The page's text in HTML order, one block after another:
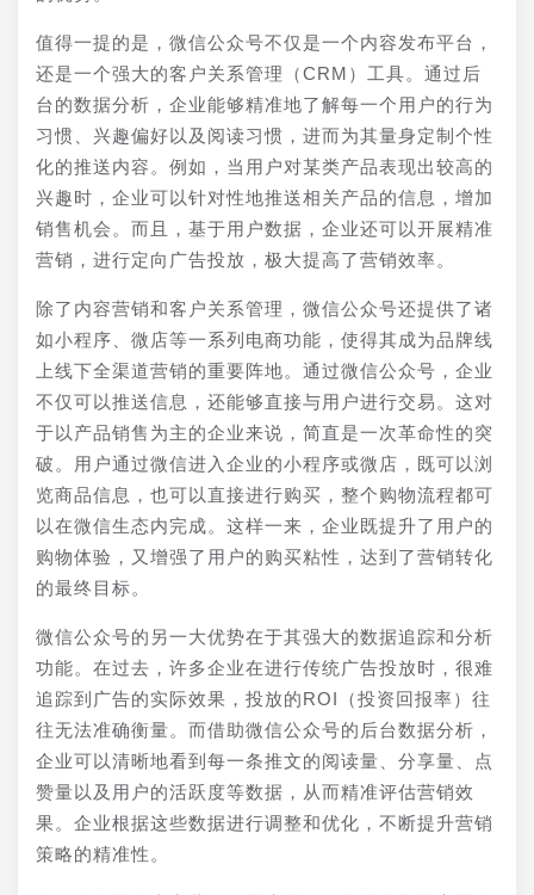
值得一提的是，微信公众号不仅是一个内容发布平台，
还是一个强大的客户关系管理（CRM）工具。通过后
台的数据分析，企业能够精准地了解每一个用户的行为
习惯、兴趣偏好以及阅读习惯，进而为其量身定制个性
化的推送内容。例如，当用户对某类产品表现出较高的
兴趣时，企业可以针对性地推送相关产品的信息，增加
销售机会。而且，基于用户数据，企业还可以开展精准
营销，进行定向广告投放，极大提高了营销效率。
除了内容营销和客户关系管理，微信公众号还提供了诸
如小程序、微店等一系列电商功能，使得其成为品牌线
上线下全渠道营销的重要阵地。通过微信公众号，企业
不仅可以推送信息，还能够直接与用户进行交易。这对
于以产品销售为主的企业来说，简直是一次革命性的突
破。用户通过微信进入企业的小程序或微店，既可以浏
览商品信息，也可以直接进行购买，整个购物流程都可
以在微信生态内完成。这样一来，企业既提升了用户的
购物体验，又增强了用户的购买粘性，达到了营销转化
的最终目标。
微信公众号的另一大优势在于其强大的数据追踪和分析
功能。在过去，许多企业在进行传统广告投放时，很难
追踪到广告的实际效果，投放的ROI（投资回报率）往
往无法准确衡量。而借助微信公众号的后台数据分析，
企业可以清晰地看到每一条推文的阅读量、分享量、点
赞量以及用户的活跃度等数据，从而精准评估营销效
果。企业根据这些数据进行调整和优化，不断提升营销
策略的精准性。